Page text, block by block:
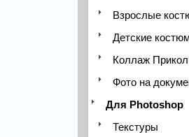
Взрослые
Детские
Коллаж Прикол
Фото на
Для Photoshop
Текстуры